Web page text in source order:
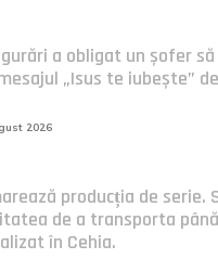
a obligat un șofer
„Isus te iubește”
2026
producția de serie.
de a transporta
în Cehia.